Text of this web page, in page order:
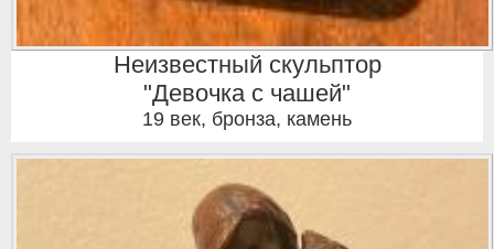
Неизвестный скульптор
"Девочка с чашей"
19 век, бронза, камень